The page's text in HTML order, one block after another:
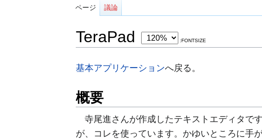
ページ 議論
TeraPad :FONTSIZE
基本アプリケーションへ戻る。
概要
寺尾進さんが作成したテキストエディタで
が、コレを使っています。かゆいところに手